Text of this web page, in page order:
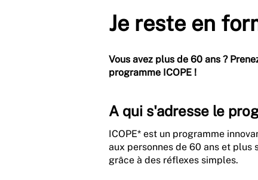
Je reste en
Vous avez plus de 60 ans ?
programme ICOPE !
A qui s'adresse le
ICOPE* est un programme
aux personnes de 60 ans et
grâce à des réflexes simples.